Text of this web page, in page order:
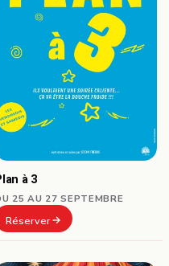
à 3
25 AU 27 SEPTEMBRE
Réserver